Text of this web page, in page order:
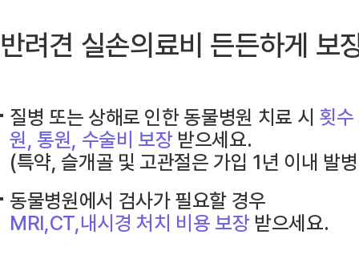
반려견 실손의료비 든든하게 보
질병 또는 상해로 인한 동물병원 치료 시 횟수
원, 통원, 수술비 보장받으세요.
(특약, 슬개골 및 고관절은 가입 1년 이내 발
동물병원에서 검사가 필요할 경우
MRI,CT,내시경 처치 비용 보장받으세요.